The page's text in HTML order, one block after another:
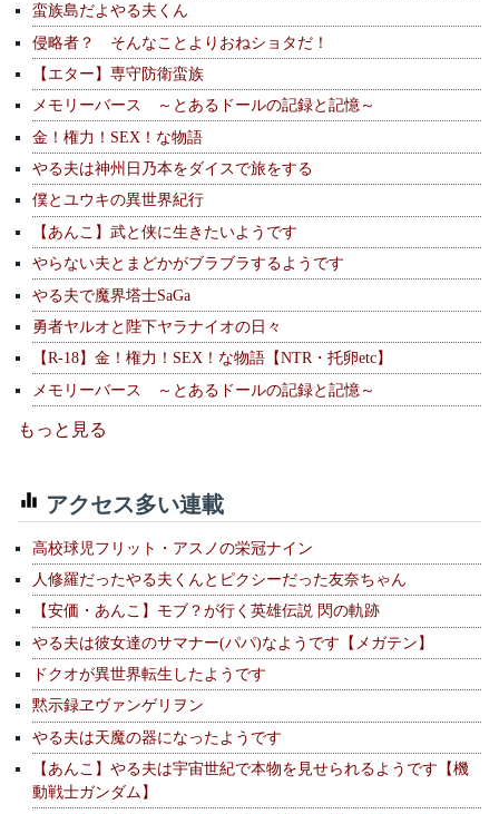
蛮族島だよやる夫くん
侵略者？ そんなことよりおねショタだ！
【エター】専守防衛蛮族
メモリーバース ～とあるドールの記録と記憶～
金！権力！SEX！な物語
やる夫は神州日乃本をダイスで旅をする
僕とユウキの異世界紀行
【あんこ】武と侠に生きたいようです
やらない夫とまどかがブラブラするようです
やる夫で魔界塔士SaGa
勇者ヤルオと陛下ヤラナイオの日々
【R-18】金！権力！SEX！な物語【NTR・托卵etc】
メモリーバース ～とあるドールの記録と記憶～
もっと見る
アクセス多い連載
高校球児フリット・アスノの栄冠ナイン
人修羅だったやる夫くんとピクシーだった友奈ちゃん
【安価・あんこ】モブ？が行く英雄伝説 閃の軌跡
やる夫は彼女達のサマナー(パパ)なようです【メガテン】
ドクオが異世界転生したようです
黙示録ヱヴァンゲリヲン
やる夫は天魔の器になったようです
【あんこ】やる夫は宇宙世紀で本物を見せられるようです【機
動戦士ガンダム】